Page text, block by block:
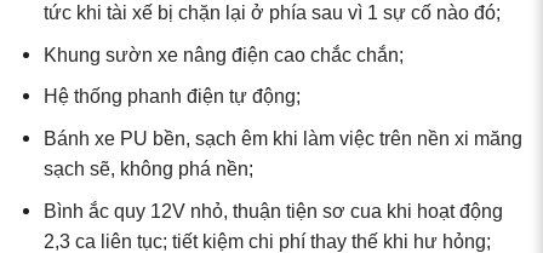
tức khi tài xế bị chặn lại ở phía sau vì 1 sự cố nào đó;
Khung sườn xe nâng điện cao chắc chắn;
Hệ thống phanh điện tự động;
Bánh xe PU bền, sạch êm khi làm việc trên nền xi măng
sạch sẽ, không phá nền;
Bình ắc quy 12V nhỏ, thuận tiện sơ cua khi hoạt động
2,3 ca liên tục; tiết kiệm chi phí thay thế khi hư hỏng;